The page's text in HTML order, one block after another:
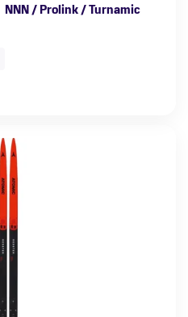
NNN / Prolink / Turnamic